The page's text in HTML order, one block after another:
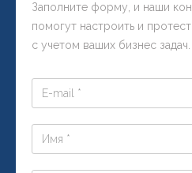
Заполните форму, и наши
помогут настроить и
с учетом ваших бизнес задач.